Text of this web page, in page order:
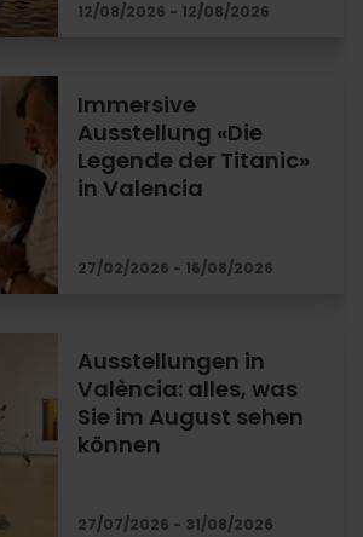
12/08/2026 - 12/08/2026
Immersive
Ausstellung «Die
Legende der Titanic»
in Valencia
27/02/2026 - 16/08/2026
Ausstellungen in
València: alles, was
Sie im August sehen
können
27/07/2026 - 31/08/2026